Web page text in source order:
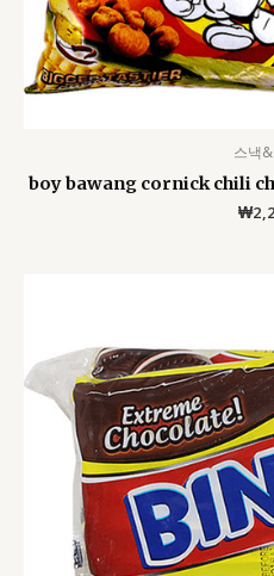
스낵
boy bawang cornick chili
₩